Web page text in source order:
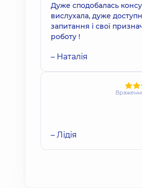
Дуже сподобалась
вислухала, дуже
запитання і свої
роботу !
– Наталія
– Лідія